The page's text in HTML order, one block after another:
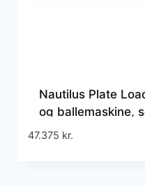
Nautilus Plate
og ballemaskine,
47.375 kr.